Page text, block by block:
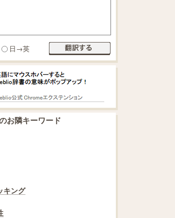
日→英
お隣キーワード
キング